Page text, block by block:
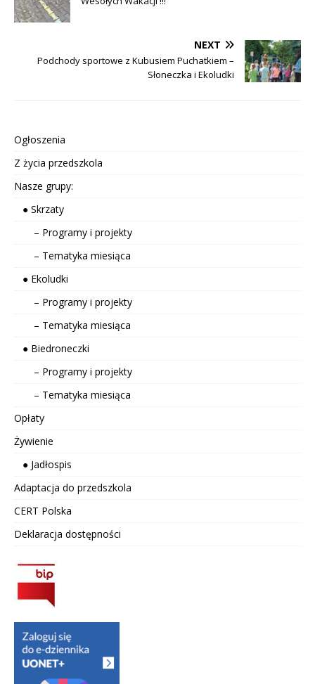
NEXT
Podchody sportowe z Kubusiem Puchatkiem –
Słoneczka i Ekoludki
Ogłoszenia
Z życia przedszkola
Nasze grupy:
● Skrzaty
– Programy i projekty
– Tematyka miesiąca
● Ekoludki
– Programy i projekty
– Tematyka miesiąca
● Biedroneczki
– Programy i projekty
– Tematyka miesiąca
Opłaty
Żywienie
● Jadłospis
Adaptacja do przedszkola
CERT Polska
Deklaracja dostępności